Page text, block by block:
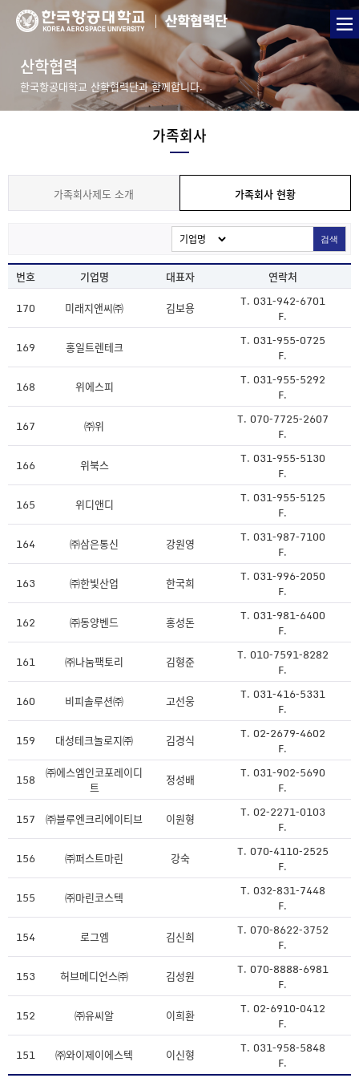
산학협력
한국항공대학교 산학협력단과 함께합니다.
가족회사
가족회사제도 소개 가족회사 현황
검색
번호 기업명 대표자 연락처
170 미래지앤씨㈜ 김보용
T. 031-942-6701
F.
169 홍일트렌테크
T. 031-955-0725
F.
168 위에스피
T. 031-955-5292
F.
167 ㈜위
T. 070-7725-2607
F.
166 위북스
T. 031-955-5130
F.
165 위디앤디
T. 031-955-5125
F.
164 ㈜삼은통신 강원영
T. 031-987-7100
F.
163 ㈜한빛산업 한국희
T. 031-996-2050
F.
162 ㈜동양벤드 홍성돈
T. 031-981-6400
F.
161 ㈜나눔팩토리 김형준
T. 010-7591-8282
F.
160 비피솔루션㈜ 고선웅
T. 031-416-5331
F.
159 대성테크놀로지㈜ 김경식
T. 02-2679-4602
F.
158
㈜에스엠인코포레이디
트
정성배
T. 031-902-5690
F.
157 ㈜블루엔크리에이티브 이원형
T. 02-2271-0103
F.
156 ㈜퍼스트마린 강숙
T. 070-4110-2525
F.
155 ㈜마린코스텍
T. 032-831-7448
F.
154 로그엠 김신희
T. 070-8622-3752
F.
153 허브메디언스㈜ 김성원
T. 070-8888-6981
F.
152 ㈜유씨알 이희환
T. 02-6910-0412
F.
151 ㈜와이제이에스텍 이신형
T. 031-958-5848
F.